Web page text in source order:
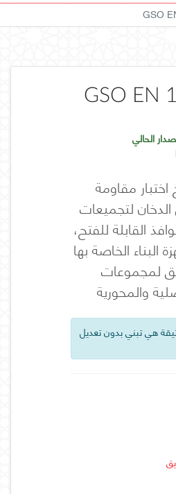
GSO
GSO EN
الحالي
مقاومة
لتجميعات
القابلة للفتح،
الخاصة بها
لمجموعات
والمحورية
هي تبني بدون تعديل